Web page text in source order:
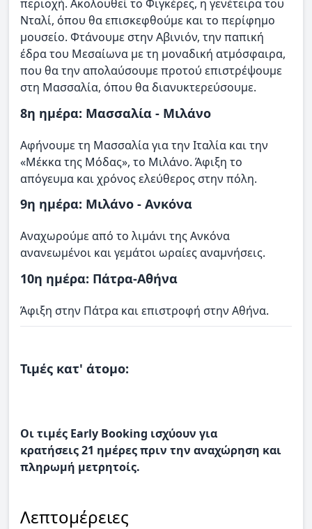
περιοχή. Ακολουθεί το Φιγκέρες, η γενέτειρα του
Νταλί, όπου θα επισκεφθούμε και το περίφημο
μουσείο. Φτάνουμε στην Αβινιόν, την παπική
έδρα του Μεσαίωνα με τη μοναδική ατμόσφαιρα,
που θα την απολαύσουμε προτού επιστρέψουμε
στη Μασσαλία, όπου θα διανυκτερεύσουμε.
8η ημέρα: Μασσαλία - Μιλάνο
Αφήνουμε τη Μασσαλία για την Ιταλία και την
«Μέκκα της Μόδας», το Μιλάνο. Άφιξη το
απόγευμα και χρόνος ελεύθερος στην πόλη.
9η ημέρα: Μιλάνο - Ανκόνα
Αναχωρούμε από το λιμάνι της Ανκόνα
ανανεωμένοι και γεμάτοι ωραίες αναμνήσεις.
10η ημέρα: Πάτρα-Αθήνα
Άφιξη στην Πάτρα και επιστροφή στην Αθήνα.
Τιμές κατ' άτομο:
Οι τιμές Early Booking ισχύουν για
κρατήσεις 21 ημέρες πριν την αναχώρηση και
πληρωμή μετρητοίς.
Λεπτομέρειες